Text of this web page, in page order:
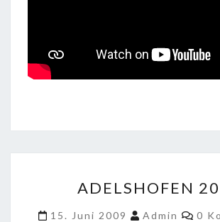
2009
ADELSHOFEN
15. Juni 2009 Admin 0